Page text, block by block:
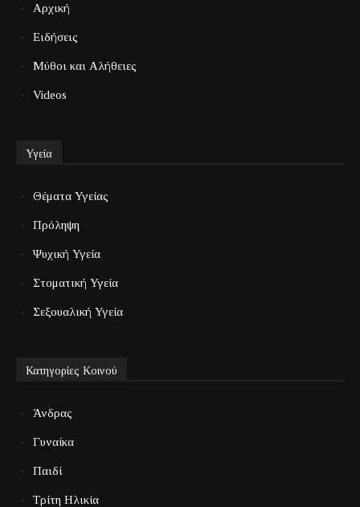
Αρχική
Ειδήσεις
Μύθοι και Αλήθειες
Videos
Υγεία
Θέματα Υγείας
Πρόληψη
Ψυχική Υγεία
Στοματική Υγεία
Σεξουαλική Υγεία
Κατηγορίες Κοινού
Άνδρας
Γυναίκα
Παιδί
Τρίτη Ηλικία